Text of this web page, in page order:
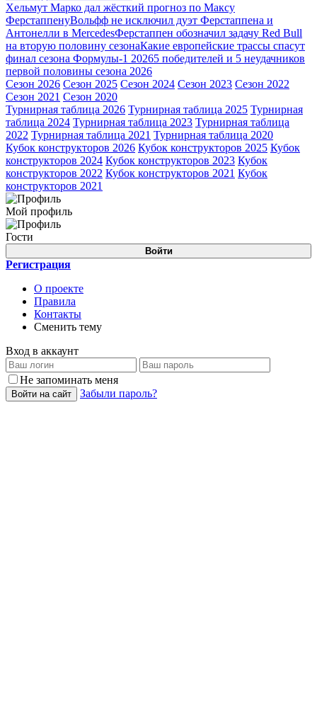
Хельмут Марко дал жёсткий прогноз по Максу
ФерстаппенуВольфф не исключил дуэт Ферстаппена и
Антонелли в MercedesФерстаппен обозначил задачу Red Bull
на вторую половину сезонаКакие европейские трассы спасут
финал сезона Формулы-1 20265 победителей и 5 неудачников
первой половины сезона 2026
Сезон 2026 Сезон 2025 Сезон 2024 Сезон 2023 Сезон 2022
Сезон 2021 Сезон 2020
Турнирная таблица 2026 Турнирная таблица 2025 Турнирная
таблица 2024 Турнирная таблица 2023 Турнирная таблица
2022 Турнирная таблица 2021 Турнирная таблица 2020
Кубок конструкторов 2026 Кубок конструкторов 2025 Кубок
конструкторов 2024 Кубок конструкторов 2023 Кубок
конструкторов 2022 Кубок конструкторов 2021 Кубок
конструкторов 2021
Мой профиль
Гости
Войти
Регистрация
О проекте
Правила
Контакты
Сменить тему
Вход в аккаунт
Не запоминать меня
Войти на сайт Забыли пароль?